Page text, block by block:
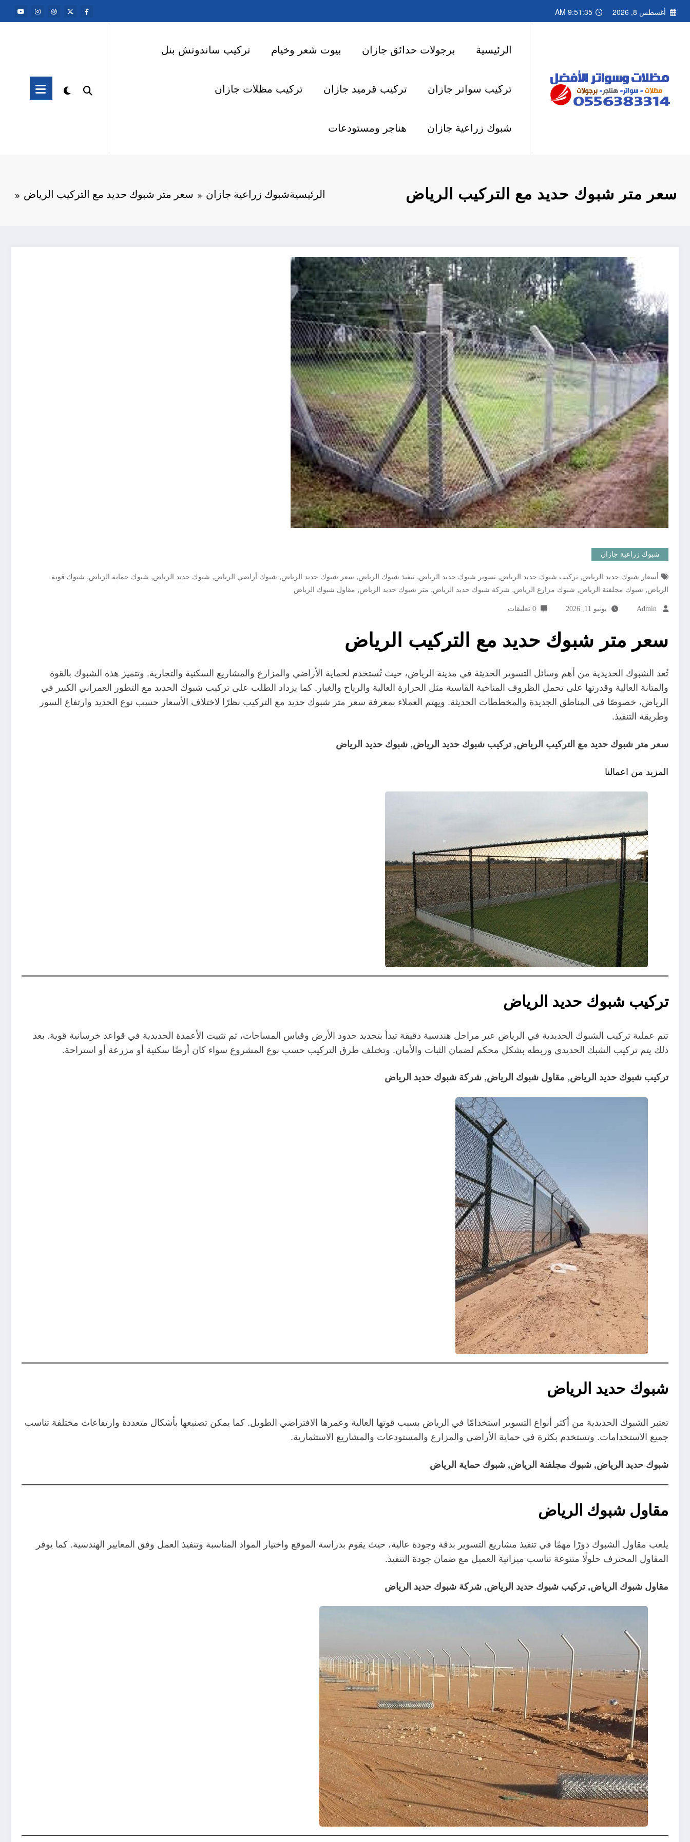
التجاوز أغسطس 8, 2026 9:51:37 AM
الرئيسية برجولات حدائق جازان بيوت شعر وخيام تركيب ساندوتش بنل
تركيب سواتر جازان تركيب قرميد جازان تركيب مظلات جازان
شبوك زراعية جازان هناجر ومستودعات
سعر متر شبوك حديد مع التركيب الرياض الرئيسيةشبوك زراعية جازان سعر متر شبوك حديد مع التركيب الرياض
شبوك زراعية جازان
أسعار شبوك حديد الرياض, تركيب شبوك حديد الرياض, تسوير شبوك حديد الرياض, تنفيذ شبوك الرياض, سعر شبوك حديد الرياض, شبوك أراضي الرياض, شبوك حديد الرياض, شبوك حماية الرياض, شبوك قوية
الرياض, شبوك مجلفنة الرياض, شبوك مزارع الرياض, شركة شبوك حديد الرياض, متر شبوك حديد الرياض, مقاول شبوك الرياض
Admin يونيو 11, 2026 0 تعليقات
سعر متر شبوك حديد مع التركيب الرياض
تُعد الشبوك الحديدية من أهم وسائل التسوير الحديثة في مدينة الرياض، حيث تُستخدم لحماية الأراضي والمزارع والمشاريع السكنية والتجارية. وتتميز هذه الشبوك بالقوة
والمتانة العالية وقدرتها على تحمل الظروف المناخية القاسية مثل الحرارة العالية والرياح والغبار. كما يزداد الطلب على تركيب شبوك الحديد مع التطور العمراني الكبير في
الرياض، خصوصًا في المناطق الجديدة والمخططات الحديثة. ويهتم العملاء بمعرفة سعر متر شبوك حديد مع التركيب نظرًا لاختلاف الأسعار حسب نوع الحديد وارتفاع السور
وطريقة التنفيذ.
سعر متر شبوك حديد مع التركيب الرياض, تركيب شبوك حديد الرياض, شبوك حديد الرياض
المزيد من اعمالنا
تركيب شبوك حديد الرياض
تتم عملية تركيب الشبوك الحديدية في الرياض عبر مراحل هندسية دقيقة تبدأ بتحديد حدود الأرض وقياس المساحات، ثم تثبيت الأعمدة الحديدية في قواعد خرسانية قوية. بعد
ذلك يتم تركيب الشبك الحديدي وربطه بشكل محكم لضمان الثبات والأمان. وتختلف طرق التركيب حسب نوع المشروع سواء كان أرضًا سكنية أو مزرعة أو استراحة.
تركيب شبوك حديد الرياض, مقاول شبوك الرياض, شركة شبوك حديد الرياض
شبوك حديد الرياض
تعتبر الشبوك الحديدية من أكثر أنواع التسوير استخدامًا في الرياض بسبب قوتها العالية وعمرها الافتراضي الطويل. كما يمكن تصنيعها بأشكال متعددة وارتفاعات مختلفة تناسب
جميع الاستخدامات. وتستخدم بكثرة في حماية الأراضي والمزارع والمستودعات والمشاريع الاستثمارية.
شبوك حديد الرياض, شبوك مجلفنة الرياض, شبوك حماية الرياض
مقاول شبوك الرياض
يلعب مقاول الشبوك دورًا مهمًا في تنفيذ مشاريع التسوير بدقة وجودة عالية، حيث يقوم بدراسة الموقع واختيار المواد المناسبة وتنفيذ العمل وفق المعايير الهندسية. كما يوفر
المقاول المحترف حلولًا متنوعة تناسب ميزانية العميل مع ضمان جودة التنفيذ.
مقاول شبوك الرياض, تركيب شبوك حديد الرياض, شركة شبوك حديد الرياض